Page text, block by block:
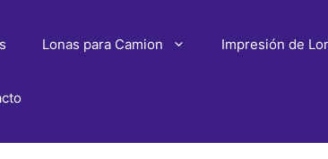
Lonas para Camion Impresión de